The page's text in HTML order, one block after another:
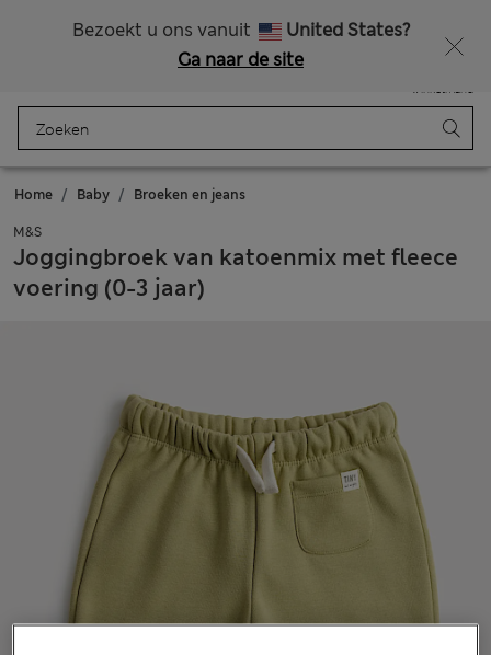
Bezoekt u ons vanuit
United States?
Ga naar de site
Winkelmand
Home Baby Broeken en jeans
M&S
Joggingbroek van katoenmix met fleece
voering (0-3 jaar)